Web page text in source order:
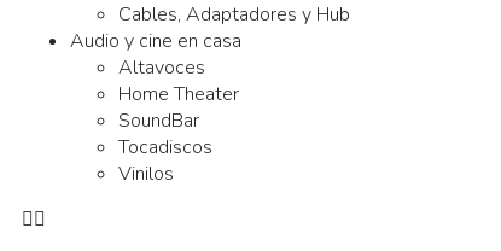
Cables, Adaptadores y Hub
Audio y cine en casa
Altavoces
Home Theater
SoundBar
Tocadiscos
Vinilos